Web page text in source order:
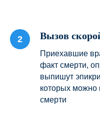
Вызов
Приехавшие
факт смерти,
выпишут
которых можно
смерти